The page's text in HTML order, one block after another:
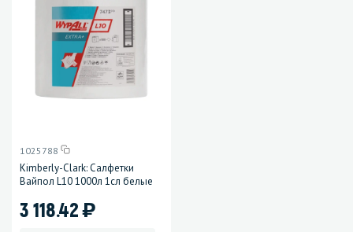
1025788
Kimberly-Clark: Салфетки
Вайпол L10 1000л 1сл белые
3 118.42)